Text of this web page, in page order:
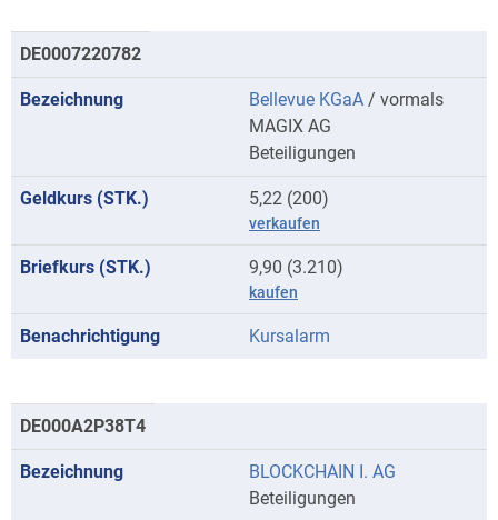
DE0007220782
Bellevue KGaA / vormals
MAGIX AG
Beteiligungen
5,22 (200)
verkaufen
9,90 (3.210)
kaufen
Kursalarm
DE000A2P38T4
BLOCKCHAIN I. AG
Beteiligungen